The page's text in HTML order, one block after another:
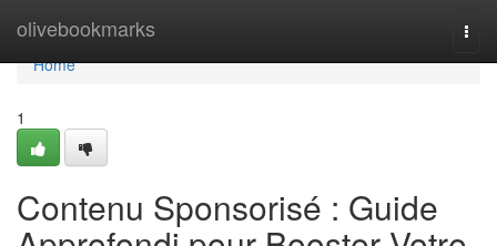
olivebookmarks
Home
Home
1
Contenu Sponsorisé : Guide